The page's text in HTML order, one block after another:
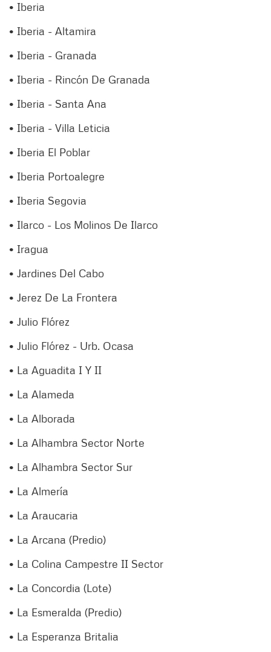
• Iberia
• Iberia - Altamira
• Iberia - Granada
• Iberia - Rincón De Granada
• Iberia - Santa Ana
• Iberia - Villa Leticia
• Iberia El Poblar
• Iberia Portoalegre
• Iberia Segovia
• Ilarco - Los Molinos De Ilarco
• Iragua
• Jardines Del Cabo
• Jerez De La Frontera
• Julio Flórez
• Julio Flórez - Urb. Ocasa
• La Aguadita I Y II
• La Alameda
• La Alborada
• La Alhambra Sector Norte
• La Alhambra Sector Sur
• La Almería
• La Araucaria
• La Arcana (Predio)
• La Colina Campestre II Sector
• La Concordia (Lote)
• La Esmeralda (Predio)
• La Esperanza Britalia